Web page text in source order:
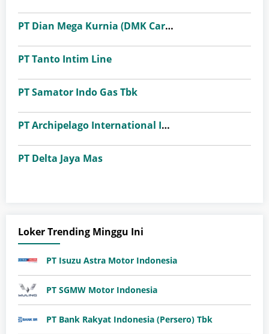
PT Dian Mega Kurnia (DMK Cargo)
PT Tanto Intim Line
PT Samator Indo Gas Tbk
PT Archipelago International Indonesia (favehotels)
PT Delta Jaya Mas
Loker Trending Minggu Ini
PT Isuzu Astra Motor Indonesia
PT SGMW Motor Indonesia
PT Bank Rakyat Indonesia (Persero) Tbk